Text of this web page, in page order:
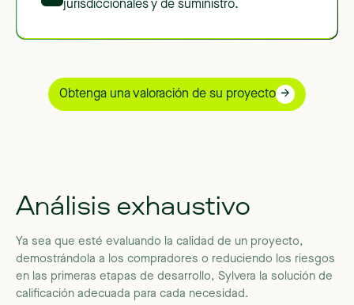
jurisdiccionales y de suministro.
Obtenga una valoración de su proyecto
Análisisexhaustivo
Ya sea que esté evaluando la calidad de un proyecto,
demostrándola a los compradores o reduciendo los riesgos
en las primeras etapas de desarrollo, Sylvera la solución de
calificación adecuada para cada necesidad.